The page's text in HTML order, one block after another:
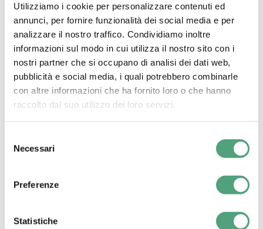
Utilizziamo i cookie per personalizzare contenuti ed
annunci, per fornire funzionalità dei social media e per
analizzare il nostro traffico. Condividiamo inoltre
informazioni sul modo in cui utilizza il nostro sito con i
nostri partner che si occupano di analisi dei dati web,
pubblicità e social media, i quali potrebbero combinarle
con altre informazioni che ha fornito loro o che hanno
raccolto dal suo utilizzo dei loro servizi.
delNecessari
Preferenze
Statistiche